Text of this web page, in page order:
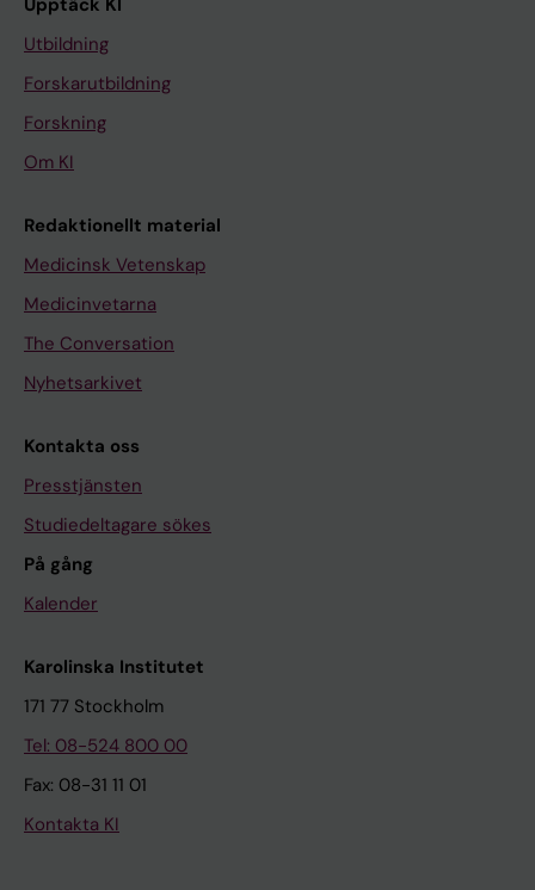
Upptäck KI
Utbildning
Forskarutbildning
Forskning
Om KI
Redaktionellt material
Medicinsk Vetenskap
Medicinvetarna
The Conversation
Nyhetsarkivet
Kontakta oss
Presstjänsten
Studiedeltagare sökes
På gång
Kalender
Karolinska Institutet
171 77 Stockholm
Tel: 08-524 800 00
Fax: 08-31 11 01
Kontakta KI